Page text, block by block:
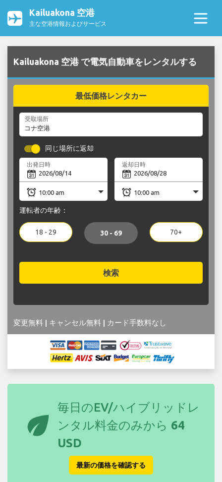
Kailuakona 空港
主な空港情報およびサービス
Kailuakona 空港 で電気自動車をレンタルする
最低価格レンタカー
受取場所
同じ場所に返却
出発日時 返却日時
運転者の年齢：
18 - 29 30 - 69 70+
検索
変更無料 | キャンセル無料 | カード手数料なし
eco
毎日のEV/ハイブリッドレ
ンタル料金のみから 64
USD
最新の価格を確認する